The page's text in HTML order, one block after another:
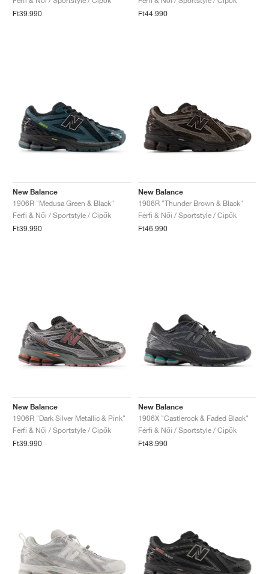
Ft39.990
Ft44.990
New Balance
1906R "Medusa Green & Black"
Férfi & Női / Sportstyle / Cipők
Ft39.990
New Balance
1906R "Thunder Brown & Black"
Férfi & Női / Sportstyle / Cipők
Ft46.990
New Balance
1906R "Dark Silver Metallic & Pink"
Férfi & Női / Sportstyle / Cipők
Ft39.990
New Balance
1906X "Castlerock & Faded Black"
Férfi & Női / Sportstyle / Cipők
Ft48.990